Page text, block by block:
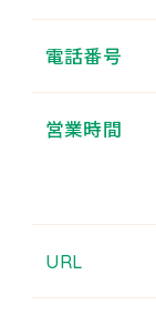
電話番号
営業時間
URL